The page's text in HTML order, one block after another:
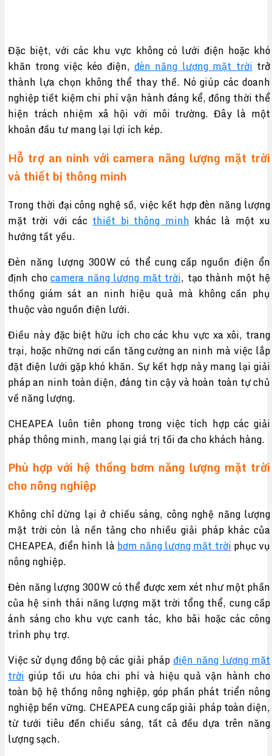
Đặc biệt, với các khu vực không có lưới điện hoặc khó
khăn trong việc kéo điện, đèn năng lượng mặt trờitrở
thành lựa chọn không thể thay thế. Nó giúp các doanh
nghiệp tiết kiệm chi phí vận hành đáng kể, đồng thời thể
hiện trách nhiệm xã hội với môi trường. Đây là một
khoản đầu tư mang lại lợi ích kép.
Hỗ trợ an ninh với camera năng lượng mặt trời
và thiết bị thông minh
Trong thời đại công nghệ số, việc kết hợp đèn năng lượng
mặt trời với các thiết bị thông minh khác là một xu
hướng tất yếu.
Đèn năng lượng 300W có thể cung cấp nguồn điện ổn
định chocamera năng lượng mặt trời, tạo thành một hệ
thống giám sát an ninh hiệu quả mà không cần phụ
thuộc vào nguồn điện lưới.
Điều này đặc biệt hữu ích cho các khu vực xa xôi, trang
trại, hoặc những nơi cần tăng cường an ninh mà việc lắp
đặt điện lưới gặp khó khăn. Sự kết hợp này mang lại giải
pháp an ninh toàn diện, đáng tin cậy và hoàn toàn tự chủ
về năng lượng.
CHEAPEA luôn tiên phong trong việc tích hợp các giải
pháp thông minh, mang lại giá trị tối đa cho khách hàng.
Phù hợp với hệ thống bơm năng lượng mặt trời
cho nông nghiệp
Không chỉ dừng lại ở chiếu sáng, công nghệ năng lượng
mặt trời còn là nền tảng cho nhiều giải pháp khác của
CHEAPEA, điển hình là bơm năng lượng mặt trời phục vụ
nông nghiệp.
Đèn năng lượng 300W có thể được xem xét như một phần
của hệ sinh thái năng lượng mặt trời tổng thể, cung cấp
ánh sáng cho khu vực canh tác, kho bãi hoặc các công
trình phụ trợ.
Việc sử dụng đồng bộ các giải pháp điện năng lượng mặt
trời giúp tối ưu hóa chi phí và hiệu quả vận hành cho
toàn bộ hệ thống nông nghiệp, góp phần phát triển nông
nghiệp bền vững. CHEAPEA cung cấp giải pháp toàn diện,
từ tưới tiêu đến chiếu sáng, tất cả đều dựa trên năng
lượng sạch.